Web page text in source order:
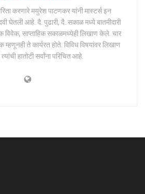
करणारे मयुरेश पाटणकर यांनी मास्टर्स इन
घेतली आहे. दै. पुढारी, दै. सकाळ मध्ये बातमीदारी
विवेक, साप्ताहिक सकाळमध्येही लिखाण केले. चार
ते कार्यरत होते. विविध विषयांवर लिखाण
हातोटी सर्वांना परिचित आहे.